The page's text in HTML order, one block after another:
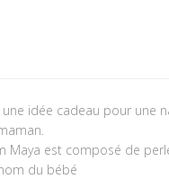
idée cadeau pour une
Maya est composé de
du bébé